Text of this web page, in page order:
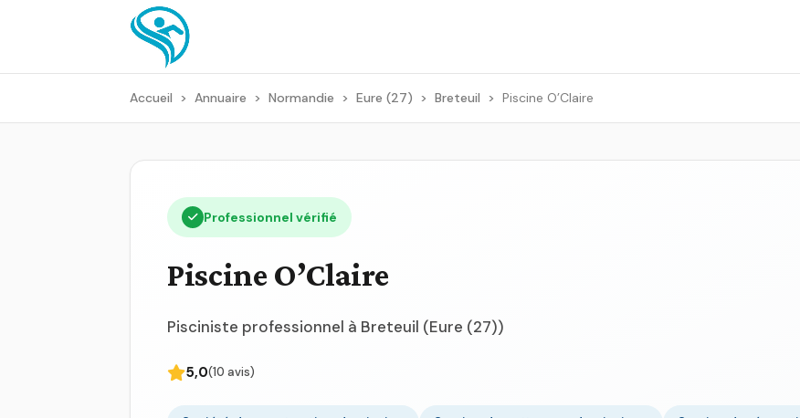
Accueil > Annuaire > Normandie > Eure (27) > Breteuil > Piscine O’Claire
Professionnel vérifié
Piscine O’Claire
Pisciniste professionnel à Breteuil (Eure (27))
5,0(10 avis)